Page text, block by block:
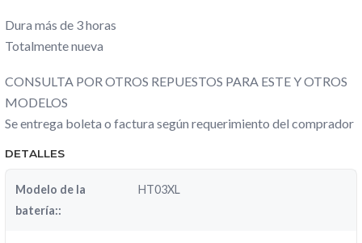
Dura más de 3 horas
Totalmente nueva
CONSULTA POR OTROS REPUESTOS PARA ESTE Y OTROS
MODELOS
Se entrega boleta o factura según requerimiento del comprador
DETALLES
Modelo de la
batería::
HT03XL